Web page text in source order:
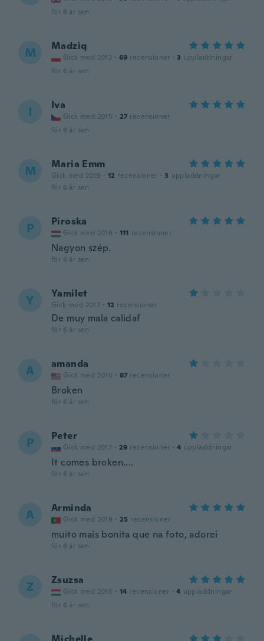
för 6 år sen
M Madziq
Gick med 2012 · 69 recensioner · 3 uppladdningar
för 6 år sen
I Iva
Gick med 2015 · 27 recensioner
för 6 år sen
M Maria Emm
Gick med 2019 · 12 recensioner · 3 uppladdningar
för 6 år sen
P Piroska
Gick med 2016 · 111 recensioner
Nagyon szép.
för 6 år sen
Y Yamilet
Gick med 2017 · 12 recensioner
De muy mala calidaf
för 6 år sen
A amanda
Gick med 2016 · 87 recensioner
Broken
för 6 år sen
P Peter
Gick med 2017 · 29 recensioner · 4 uppladdningar
It comes broken....
för 6 år sen
A Arminda
Gick med 2019 · 25 recensioner
muito mais bonita que na foto, adorei
för 6 år sen
Z Zsuzsa
Gick med 2015 · 14 recensioner · 4 uppladdningar
för 6 år sen